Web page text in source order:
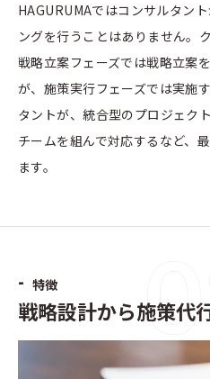
HAGURUMAではコンサルタン
ングを行うことはありません。
戦略立案フェーズでは戦略立案
が、施策実行フェーズでは実施
タントが、統合型のプロジェク
チームを組んで対応するなど、
ます。
- 特徴
戦略設計から施策代